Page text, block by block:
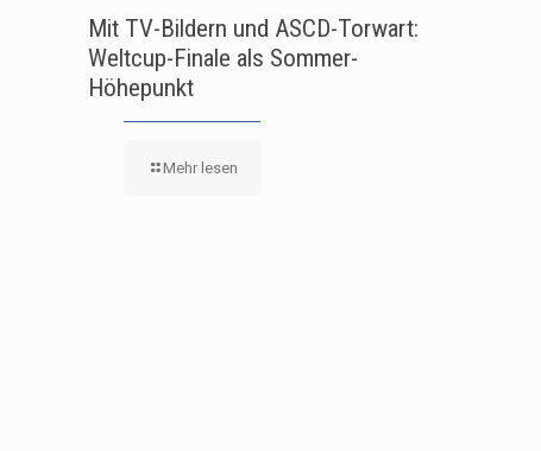
Mit TV-Bildern und ASCD-Torwart:
Weltcup-Finale als Sommer-
Höhepunkt
Mehr lesen